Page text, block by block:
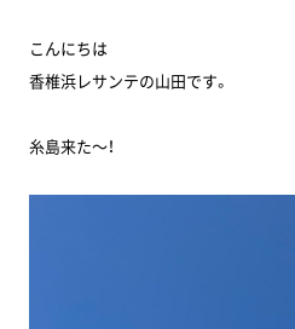
こんにちは
香椎浜レサンテの山田です。
糸島来た～！